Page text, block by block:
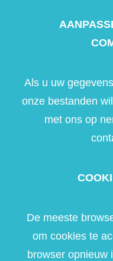
Als u uw
onze bestanden
met ons op
De meeste
om cookies te
browser opnieuw